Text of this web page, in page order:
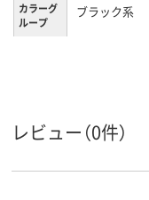
カラーグ
ループ
ブラック系
レビュー（0件）